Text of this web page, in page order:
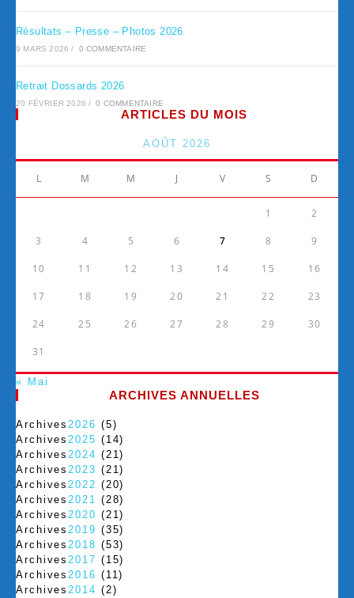
Résultats – Presse – Photos 2026
9 MARS 2026 / 0 COMMENTAIRE
Retrait Dossards 2026
20 FÉVRIER 2026 / 0 COMMENTAIRE
ARTICLES DU MOIS
AOÛT 2026
L M M J V S D
1 2
3 4 5 6 7 8 9
10 11 12 13 14 15 16
17 18 19 20 21 22 23
24 25 26 27 28 29 30
31
« Mai
ARCHIVES ANNUELLES
Archives2026 (5)
Archives2025 (14)
Archives2024 (21)
Archives2023 (21)
Archives2022 (20)
Archives2021 (28)
Archives2020 (21)
Archives2019 (35)
Archives2018 (53)
Archives2017 (15)
Archives2016 (11)
Archives2014 (2)